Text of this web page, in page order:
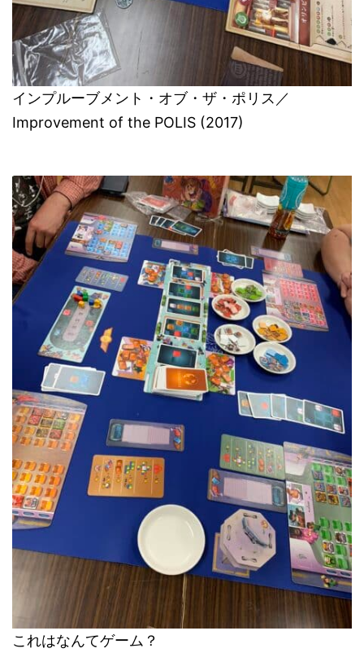
インプルーブメント・オブ・ザ・ポリス／
Improvement of the POLIS (2017)
これはなんてゲーム？